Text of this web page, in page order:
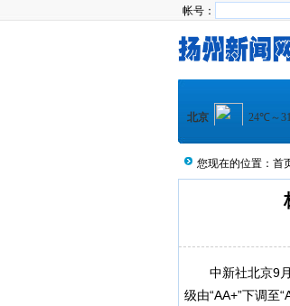
帐号：
您现在的位置： 首
中新社北京9月
级由“AA+”下调至